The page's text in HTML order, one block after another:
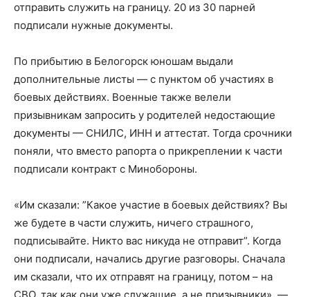
отправить служить на границу. 20 из 30 парней
подписали нужные документы.
По прибытию в Белогорск юношам выдали
дополнительные листы — с пунктом об участиях в
боевых действиях. Военные также велели
призывникам запросить у родителей недостающие
документы — СНИЛС, ИНН и аттестат. Тогда срочники
поняли, что вместо рапорта о прикреплении к части
подписали контракт с Минобороны.
«Им сказали: ”Какое участие в боевых действиях? Вы
же будете в части служить, ничего страшного,
подписывайте. Никто вас никуда не отправит”. Когда
они подписали, начались другие разговоры. Сначала
им сказали, что их отправят на границу, потом – на